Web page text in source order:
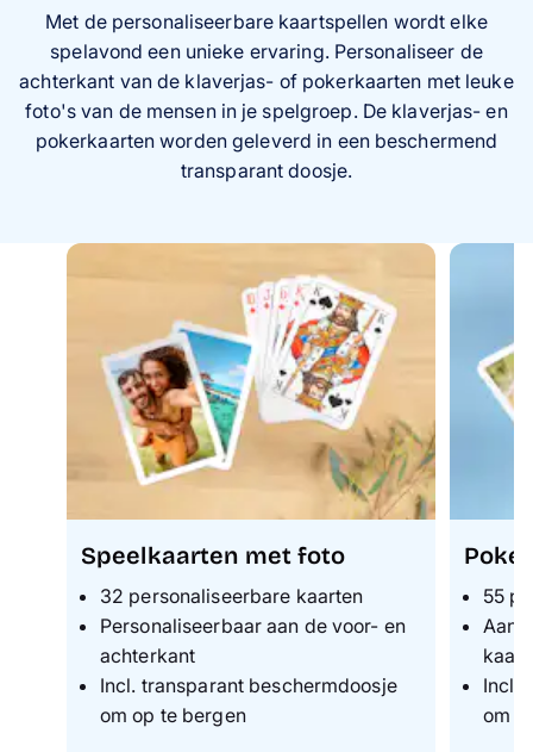
Met de personaliseerbare kaartspellen wordt elke
spelavond een unieke ervaring. Personaliseer de
achterkant van de klaverjas- of pokerkaarten met leuke
foto's van de mensen in je spelgroep. De klaverjas- en
pokerkaarten worden geleverd in een beschermend
transparant doosje.
Speelkaarten met foto
32 personaliseerbare kaarten
Personaliseerbaar aan de voor- en
achterkant
Incl. transparant beschermdoosje
om op te bergen
55
Incl.
om